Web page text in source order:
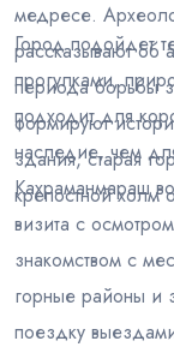
медресе.
рассказывают об
периода борьбы
формируют
здания, старая
крепостной холм
Город подойдет
прогулками,
подходит для
наследие, чем
Кахраманмараш
визита с
знакомством с
горные районы и
поездку